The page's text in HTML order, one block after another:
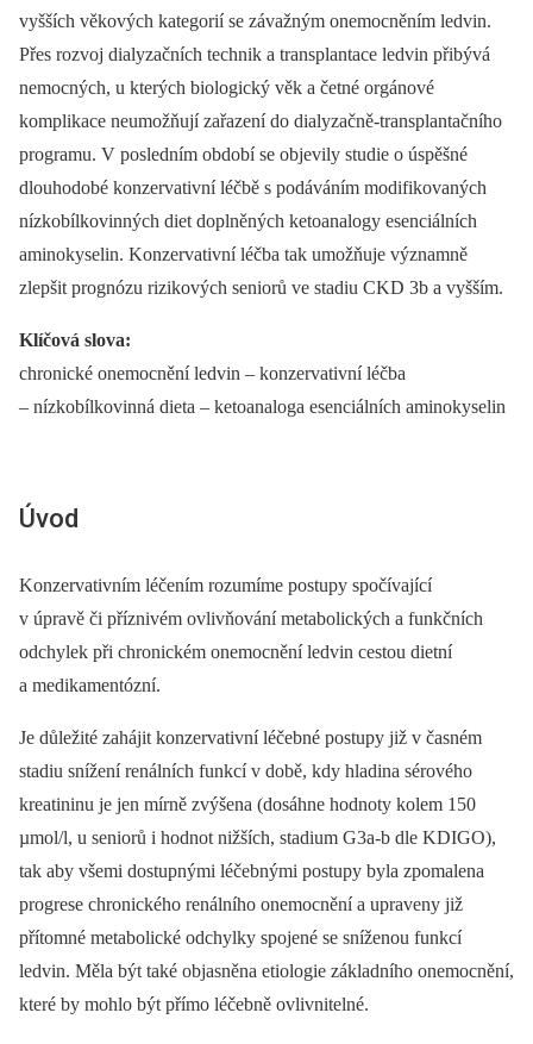
vyšších věkových kategorií se závažným onemocněním ledvin.
Přes rozvoj dialyzačních technik a transplantace ledvin přibývá
nemocných, u kterých biologický věk a četné orgánové
komplikace neumožňují zařazení do dialyzačně-transplantačního
programu. V posledním období se objevily studie o úspěšné
dlouhodobé konzervativní léčbě s podáváním modifikovaných
nízkobílkovinných diet doplněných ketoanalogy esenciálních
aminokyselin. Konzervativní léčba tak umožňuje významně
zlepšit prognózu rizikových seniorů ve stadiu CKD 3b a vyšším.
Klíčová slova:
chronické onemocnění ledvin –⁠ konzervativní léčba
–⁠ nízkobílkovinná dieta –⁠ ketoanaloga esenciálních aminokyselin
Úvod
Konzervativním léčením rozumíme postupy spočívající
v úpravě či příznivém ovlivňování metabolických a funkčních
odchylek při chronickém onemocnění ledvin cestou dietní
a medikamentózní.
Je důležité zahájit konzervativní léčebné postupy již v časném
stadiu snížení renálních funkcí v době, kdy hladina sérového
kreatininu je jen mírně zvýšena (dosáhne hodnoty kolem 150
µmol/l, u seniorů i hodnot nižších, stadium G3a-b dle KDIGO),
tak aby všemi dostupnými léčebnými postupy byla zpomalena
progrese chronického renálního onemocnění a upraveny již
přítomné metabolické odchylky spojené se sníženou funkcí
ledvin. Měla být také objasněna etiologie základního onemocnění,
které by mohlo být přímo léčebně ovlivnitelné.